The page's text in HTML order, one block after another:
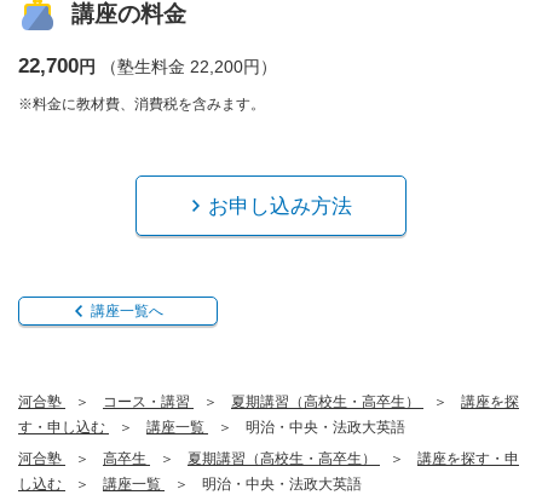
講座の料金
22,700円 （塾生料金 22,200円）
※料金に教材費、消費税を含みます。
お申し込み方法
講座一覧へ
河合塾 コース・講習 夏期講習（高校生・高卒生）
講座を探
す・申し込む
講座一覧
明治・中央・法政大英語
河合塾
高卒生 夏期講習（高校生・高卒生）
講座を探す・申
し込む
講座一覧
明治・中央・法政大英語